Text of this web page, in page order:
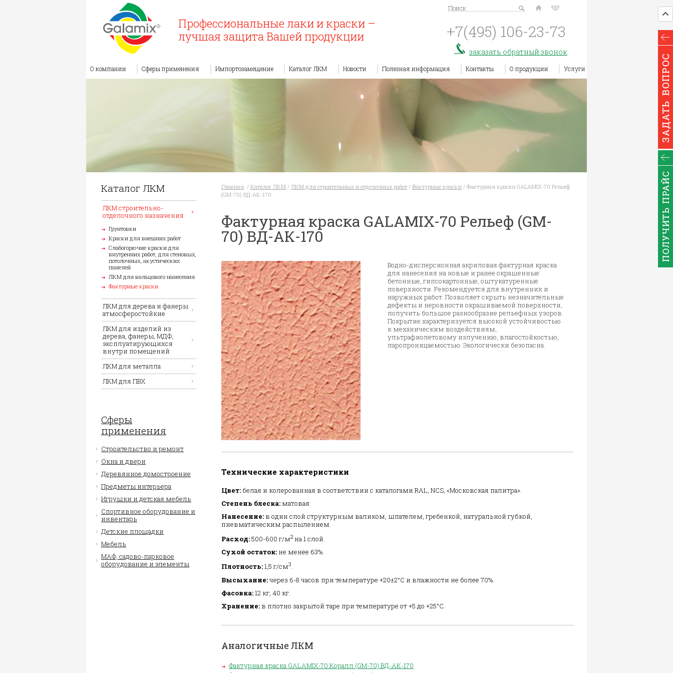
Профессиональные лаки и краски –
лучшая защита Вашей продукции
+7(495) 106-23-73
заказать обратный звонок
Поиск
О компании Сферы применения Импортозамещение Каталог ЛКМ Новости Полезная информация Контакты О продукции Услуги
Каталог ЛКМ
ЛКМ строительно-
отделочного назначения
Грунтовки
Краски для внешних работ
Слабогорючие краски для
внутренних работ, для стеновых,
потолочных, акустических
панелей
ЛКМ для вальцового нанесения
Фактурные краски
ЛКМ для дерева и фанеры
атмосферостойкие
ЛКМ для изделий из
дерева, фанеры, МДФ,
эксплуатирующихся
внутри помещений
ЛКМ для металла
ЛКМ для ПВХ
Сферы
применения
Строительство и ремонт
Окна и двери
Деревянное домостроение
Предметы интерьера
Игрушки и детская мебель
Спортивное оборудование и
инвентарь
Детские площадки
Мебель
МАФ, садово-парковое
оборудование и элементы
Главная / Каталог ЛКМ / ЛКМ для строительных и отделочных работ / Фактурные краски / Фактурная краска GALAMIX-70 Рельеф
(GM-70) ВД-АК-170
Фактурная краска GALAMIX-70 Рельеф (GM-
70) ВД-АК-170
Водно-дисперсионная акриловая фактурная краска
для нанесения на новые и ранее окрашенные
бетонные, гипсокартонные, оштукатуренные
поверхности. Рекомендуется для внутренних и
наружных работ. Позволяет скрыть незначительные
дефекты и неровности окрашиваемой поверхности,
получить большое разнообразие рельефных узоров.
Покрытие характеризуется высокой устойчивостью
к механическим воздействиям,
ультрафиолетовому излучению, влагостойкостью,
паропроницаемостью. Экологически безопасна.
Технические характеристики
Цвет: белая и колерованная в соответствии с каталогами RAL, NCS, «Московская палитра».
Степень блеска: матовая.
Нанесение: в один слой структурным валиком, шпателем, гребенкой, натуральной губкой,
пневматическим распылением.
Расход:500-600 г/м2 на 1 слой.
Сухой остаток: не менее 63%.
Плотность:1,5 г/см3.
Высыхание:через 6-8 часов при температуре +20±2°С и влажности не более 70%.
Фасовка:12 кг, 40 кг.
Хранение: в плотно закрытой таре при температуре от +5 до +25°С.
Аналогичные ЛКМ
Фактурная краска GALAMIX-70 Коралл (GM-70) ВД-АК-170